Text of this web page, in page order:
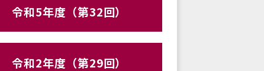
令和5年度（第32回）
令和2年度（第29回）